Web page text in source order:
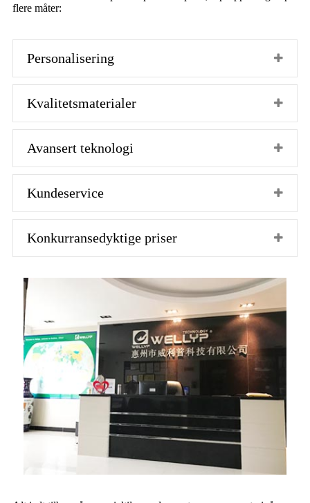
flere måter:
Personalisering
Kvalitetsmaterialer
Avansert teknologi
Kundeservice
Konkurransedyktige priser